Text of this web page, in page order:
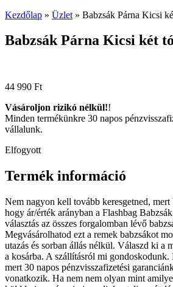
Kezdőlap » Üzlet » Babzsák Párna Kicsi
Babzsák Párna Kicsi két
44 990 Ft
Vásároljon rizikó nélkül!!
Minden termékünkre 30 napos
vállalunk.
Elfogyott
Termék információ
Nem nagyon kell tovább keresgetned, mert
hogy ár/érték arányban a Flashbag
választás az összes forgalomban lévő
Megvásárolhatod ezt a remek babzsákot
utazás és sorban állás nélkül. Válaszd ki a
a kosárba. A szállításról mi
mert 30 napos pénzvisszafizetési
vonatkozik. Ha nem nem olyan mint